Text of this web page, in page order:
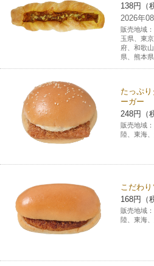
チケット
スポーツ振興くじ
行政サービス
学び・教育
各種料金のお支払い
レジでApple Accountにチャージ
オンラインフォトサービス
宅配ロッカー（店舗限定）
自転車シェアリング（店舗限定）
モバイルバッテリーシェアリング（
CNプレイガイド
国内店舗数
セブン‐イレブンの海外事業
データで見るセブン‐イレブン
セブン‐イレブンの「商品力」
セブン-イレブンの横顔
セブン-イレブンの歴史
4VISIONS
サステナビリティレポート
報告書ライブラリー
Language
English (Corporate)
简体中文(服务)
한국어(서비스)
ภาษาไทย(บริการ)
138円（
2026年
販売地域：
玉県、東
府、和歌
県、熊本
たっぷ
ーガー
248円（
販売地域：
陸、東海
こだわ
168円（
販売地域：
陸、東海